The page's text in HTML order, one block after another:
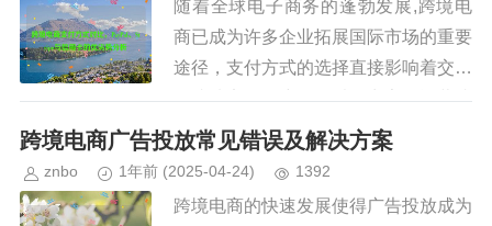
随着全球电子商务的蓬勃发展,跨境电
商已成为许多企业拓展国际市场的重要
途径，支付方式的选择直接影响着交易
的成功率、用户体验以及商家的运营成
本，在众多跨境支付解决方案中，Pay
跨境电商广告投放常见错误及解决方案
znbo 1年前 (2025-04-24) 1392
跨境电商的快速发展使得广告投放成为